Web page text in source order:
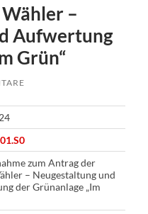
–
Aufwertung
Grün“
zum Antrag der
– Neugestaltung und
der Grünanlage „Im